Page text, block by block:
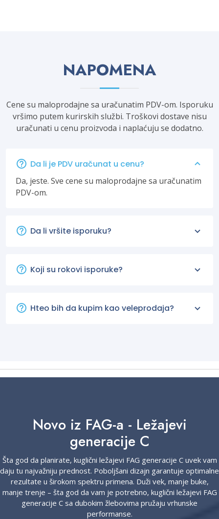
NAPOMENA
Cene su maloprodajne sa uračunatim PDV-om. Isporuku
vršimo putem kurirskih službi. Troškovi dostave nisu
uračunati u cenu proizvoda i naplaćuju se dodatno.
Da li je PDV uračunat u cenu?
Da, jeste. Sve cene su maloprodajne sa uračunatim
PDV-om.
Da li vršite isporuku?
Koji su rokovi isporuke?
Hteo bih da kupim kao veleprodaja?
Novo iz FAG-a - Ležajevi
generacije C
Šta god da planirate, kuglični ležajevi FAG generacije C uvek vam
daju tu najvažniju prednost. Poboljšani dizajn garantuje optimalne
rezultate u širokom spektru primena. Duži vek, manje buke,
manje trenje – šta god da vam je potrebno, kuglični ležajevi FAG
generacije C sa dubokim žlebovima pružaju vrhunske
performanse.